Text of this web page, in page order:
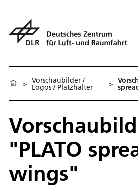
> Vorschaubilder /
Logos / Platzhalter >
"PLATO
wings"